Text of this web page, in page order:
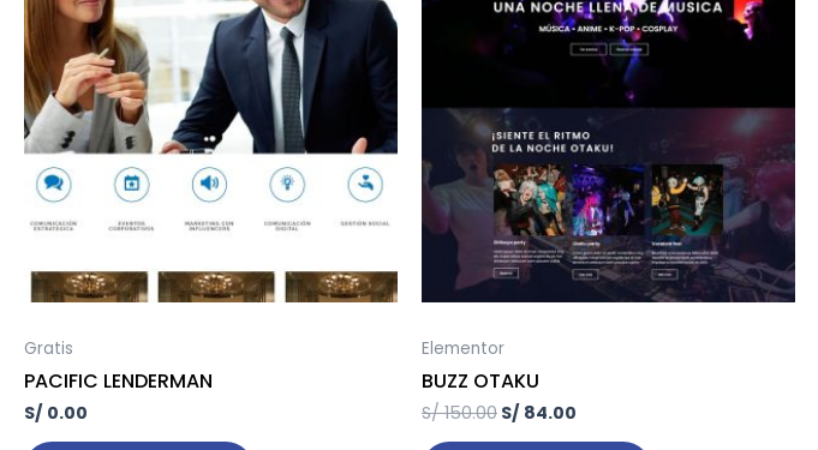
Gratis
PACIFIC LENDERMAN
S/ 0.00
Elementor
BUZZ OTAKU
S/150.00
S/ 150.00.
S/ 84.00
S/ 84.00.